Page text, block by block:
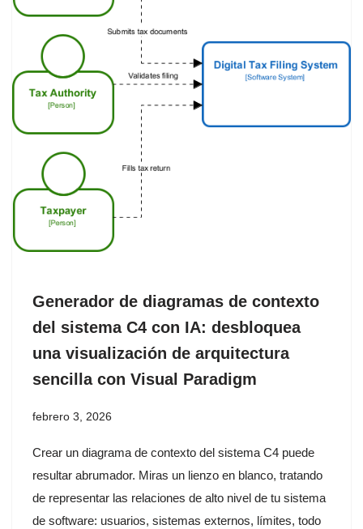
Generador de diagramas de contexto
del sistema C4 con IA: desbloquea
una visualización de arquitectura
sencilla con Visual Paradigm
febrero 3, 2026
Crear un diagrama de contexto del sistema C4 puede
resultar abrumador. Miras un lienzo en blanco, tratando
de representar las relaciones de alto nivel de tu sistema
de software: usuarios, sistemas externos, límites, todo